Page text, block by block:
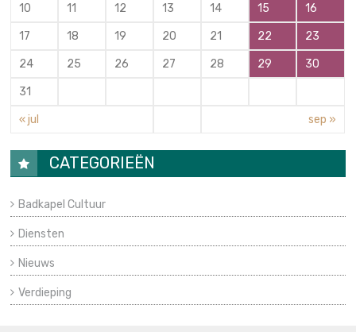
10 11 12 13 14 15 16
17 18 19 20 21 22 23
24 25 26 27 28 29 30
31
« jul sep »
CATEGORIEËN
Badkapel Cultuur
Diensten
Nieuws
Verdieping